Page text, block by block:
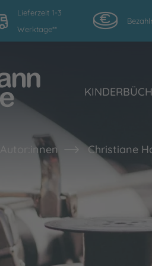
Lieferzeit 1-3
Werktage**
Autor:innen Christiane